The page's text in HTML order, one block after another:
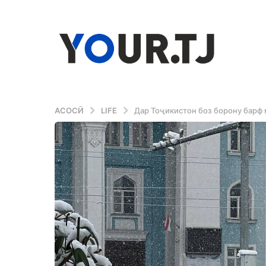
АСОСӢ LIFE Дар Тоҷикистон боз борону барф